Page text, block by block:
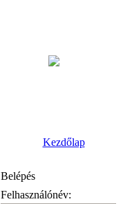
Kezdőlap
Belépés
Felhasználónév: